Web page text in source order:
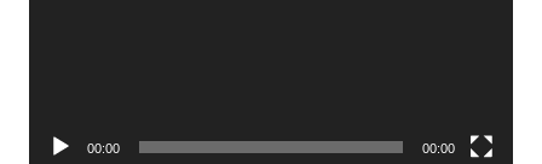
00:00 00:00